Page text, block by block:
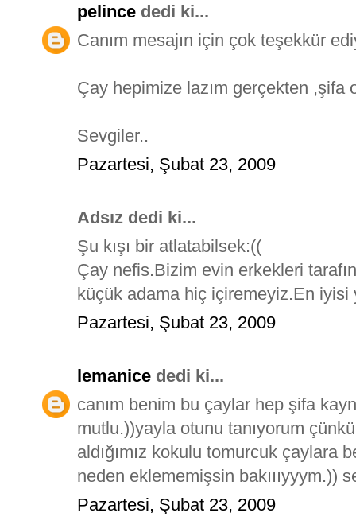
pelince dedi ki...
Canım mesajın için çok teşekkür
Çay hepimize lazım gerçekten ,şifa
Sevgiler..
Pazartesi, Şubat 23, 2009
Adsız dedi ki...
Şu kışı bir atlatabilsek:((
Çay nefis.Bizim evin erkekleri
küçük adama hiç içiremeyiz.En iyisi
Pazartesi, Şubat 23, 2009
lemanice dedi ki...
canım benim bu çaylar hep şifa
mutlu.))yayla otunu tanıyorum
aldığımız kokulu tomurcuk çaylara
neden eklememişsin bakıııyyym.))
Pazartesi, Şubat 23, 2009